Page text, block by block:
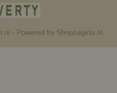
- Powered by Shoppagina.nl